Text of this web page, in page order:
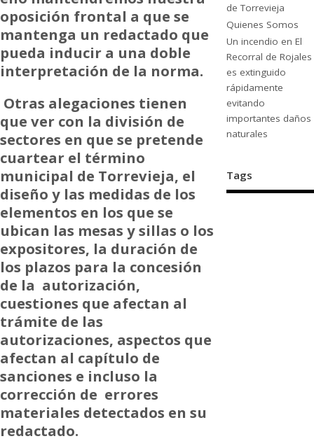
oposición frontal a que se
mantenga un redactado que
pueda inducir a una doble
interpretación de la norma.
Otras alegaciones tienen
que ver con la división de
sectores en que se pretende
cuartear el término
municipal de Torrevieja, el
diseño y las medidas de los
elementos en los que se
ubican las mesas y sillas o los
expositores, la duración de
los plazos para la concesión
de la autorización,
cuestiones que afectan al
trámite de las
autorizaciones, aspectos que
afectan al capítulo de
sanciones e incluso la
corrección de errores
materiales detectados en su
redactado.
de Torrevieja
Quienes Somos
Un incendio en El
Recorral de Rojales
es extinguido
rápidamente
evitando
importantes daños
naturales
Tags